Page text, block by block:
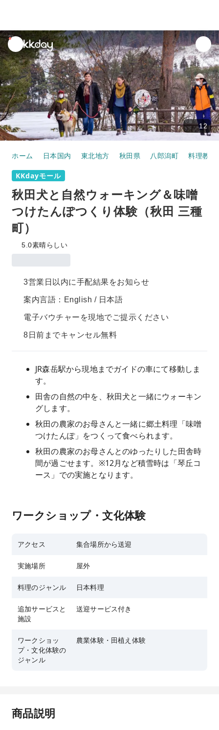
unread
notifications
12
ホーム 日本国内 東北地方 秋田県 八郎潟町 料理教室
KKdayモール
秋田犬と自然ウォーキング＆味噌
つけたんぽつくり体験（秋田 三種
町）
5.0素晴らしい
3営業日以内に手配結果をお知らせ
案内言語：English / 日本語
電子バウチャーを現地でご提示ください
8日前までキャンセル無料
JR森岳駅から現地までガイドの車にて移動しま
す。
田舎の自然の中を、秋田犬と一緒にウォーキン
グします。
秋田の農家のお母さんと一緒に郷土料理「味噌
つけたんぽ」をつくって食べられます。
秋田の農家のお母さんとのゆったりした田舎時
間が過ごせます。※12月など積雪時は「琴丘コ
ース」での実施となります。
ワークショップ・文化体験
アクセス 集合場所から送迎
実施場所 屋外
料理のジャンル 日本料理
追加サービスと
施設
送迎サービス付き
ワークショッ
プ・文化体験の
ジャンル
農業体験・田植え体験
商品説明